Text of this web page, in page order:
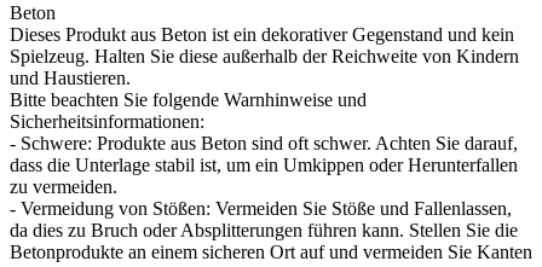
Beton
Dieses Produkt aus Beton ist ein dekorativer Gegenstand und kein
Spielzeug. Halten Sie diese außerhalb der Reichweite von Kindern
und Haustieren.
Bitte beachten Sie folgende Warnhinweise und
Sicherheitsinformationen:
- Schwere: Produkte aus Beton sind oft schwer. Achten Sie darauf,
dass die Unterlage stabil ist, um ein Umkippen oder Herunterfallen
zu vermeiden.
- Vermeidung von Stößen: Vermeiden Sie Stöße und Fallenlassen,
da dies zu Bruch oder Absplitterungen führen kann. Stellen Sie die
Betonprodukte an einem sicheren Ort auf und vermeiden Sie Kanten